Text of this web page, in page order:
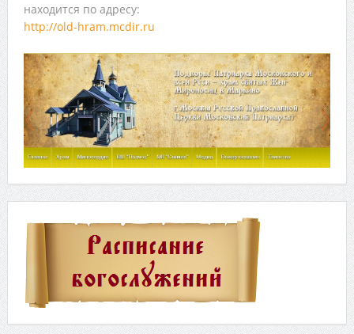
находится по адресу:
http://old-hram.mcdir.ru